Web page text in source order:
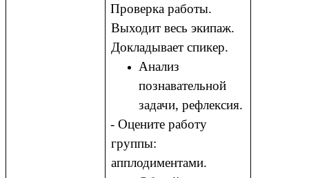
Проверка работы.
Выходит весь экипаж.
Докладывает спикер.
Анализ
познавательной
задачи, рефлексия.
- Оцените работу
группы:
апплодиментами.